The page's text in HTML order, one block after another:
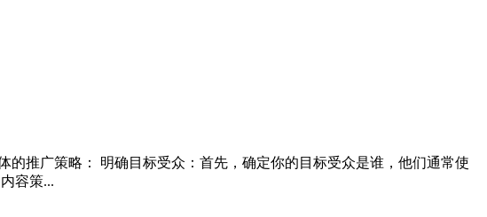
推广策略： 明确目标受众：首先，确定你的目标受众是谁，他们通常使
容策...